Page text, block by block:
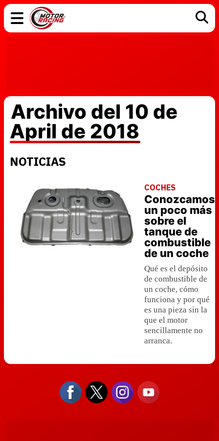
Archivo del 10 de
April de 2018
NOTICIAS
COCHES
Conozcamos
un poco más
sobre el
tanque de
combustible
de un coche
Qué es el depósito
de combustible de
un coche, cómo
funciona y por qué
es una pieza sin la
que el motor
sencillamente no
arranca.